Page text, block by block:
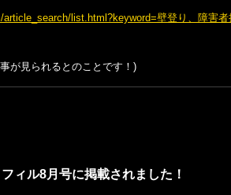
list.html?keyword=壁登り、障害
が見られるとのことです！)
ィル8月号に掲載されました！